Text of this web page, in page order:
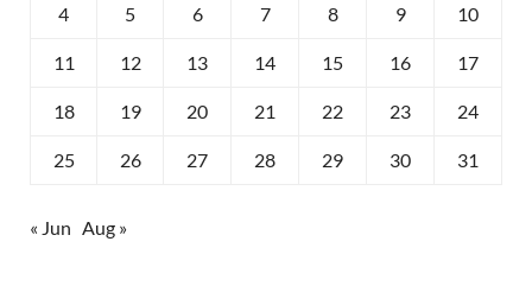
4 5 6 7 8 9 10
11 12 13 14 15 16 17
18 19 20 21 22 23 24
25 26 27 28 29 30 31
« Jun Aug »